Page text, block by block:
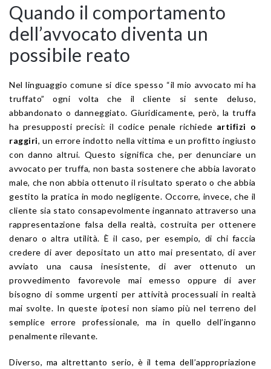
Quando il comportamento
dell’avvocato diventa un
possibile reato
Nel linguaggio comune si dice spesso “il mio avvocato mi ha
truffato” ogni volta che il cliente si sente deluso,
abbandonato o danneggiato. Giuridicamente, però, la truffa
ha presupposti precisi: il codice penale richiede artifizi o
raggiri, un errore indotto nella vittima e un profitto ingiusto
con danno altrui. Questo significa che, per denunciare un
avvocato per truffa, non basta sostenere che abbia lavorato
male, che non abbia ottenuto il risultato sperato o che abbia
gestito la pratica in modo negligente. Occorre, invece, che il
cliente sia stato consapevolmente ingannato attraverso una
rappresentazione falsa della realtà, costruita per ottenere
denaro o altra utilità. È il caso, per esempio, di chi faccia
credere di aver depositato un atto mai presentato, di aver
avviato una causa inesistente, di aver ottenuto un
provvedimento favorevole mai emesso oppure di aver
bisogno di somme urgenti per attività processuali in realtà
mai svolte. In queste ipotesi non siamo più nel terreno del
semplice errore professionale, ma in quello dell’inganno
penalmente rilevante.
Diverso, ma altrettanto serio, è il tema dell’appropriazione